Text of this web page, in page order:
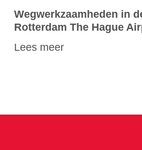
Wegwerkzaamheden in
Rotterdam The Hague
Lees meer